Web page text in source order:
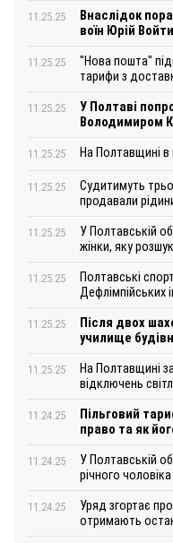
11.25.25
Внаслідок
воїн Юрій
11.25.25
"Нова пошта"
тарифи з
11.25.25
У Полтаві
Володимиром
11.25.25 На Полтавщині в
11.25.25
Судитимуть
продавали
11.25.25
У Полтавській
жінки, яку
11.25.25
Полтавські
Дефлімпійських
11.25.25
Після двох
училище
11.25.25
На Полтавщині
відключень
11.24.25
Пільговий
право та як
11.24.25
У Полтавській
річного чоловіка
11.24.25
Уряд згортає
отримають